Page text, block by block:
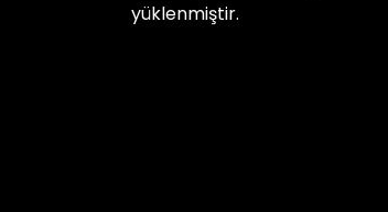
yüklenmiştir.